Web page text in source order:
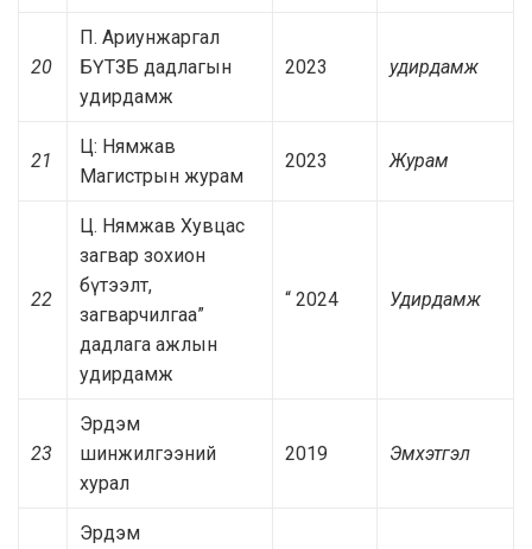
20
П. Ариунжаргал
БҮТЗБ дадлагын
удирдамж
2023 удирдамж
21
Ц: Нямжав
Магистрын журам
2023 Журам
22
Ц. Нямжав Хувцас
загвар зохион
бүтээлт,
загварчилгаа”
дадлага ажлын
удирдамж
“ 2024 Удирдамж
23
Эрдэм
шинжилгээний
хурал
2019 Эмхэтгэл
Эрдэм